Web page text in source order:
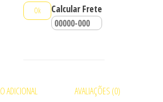
-
1960
quantidade
Calcular Frete
Ok
ADICIONAL AVALIAÇÕES (0)